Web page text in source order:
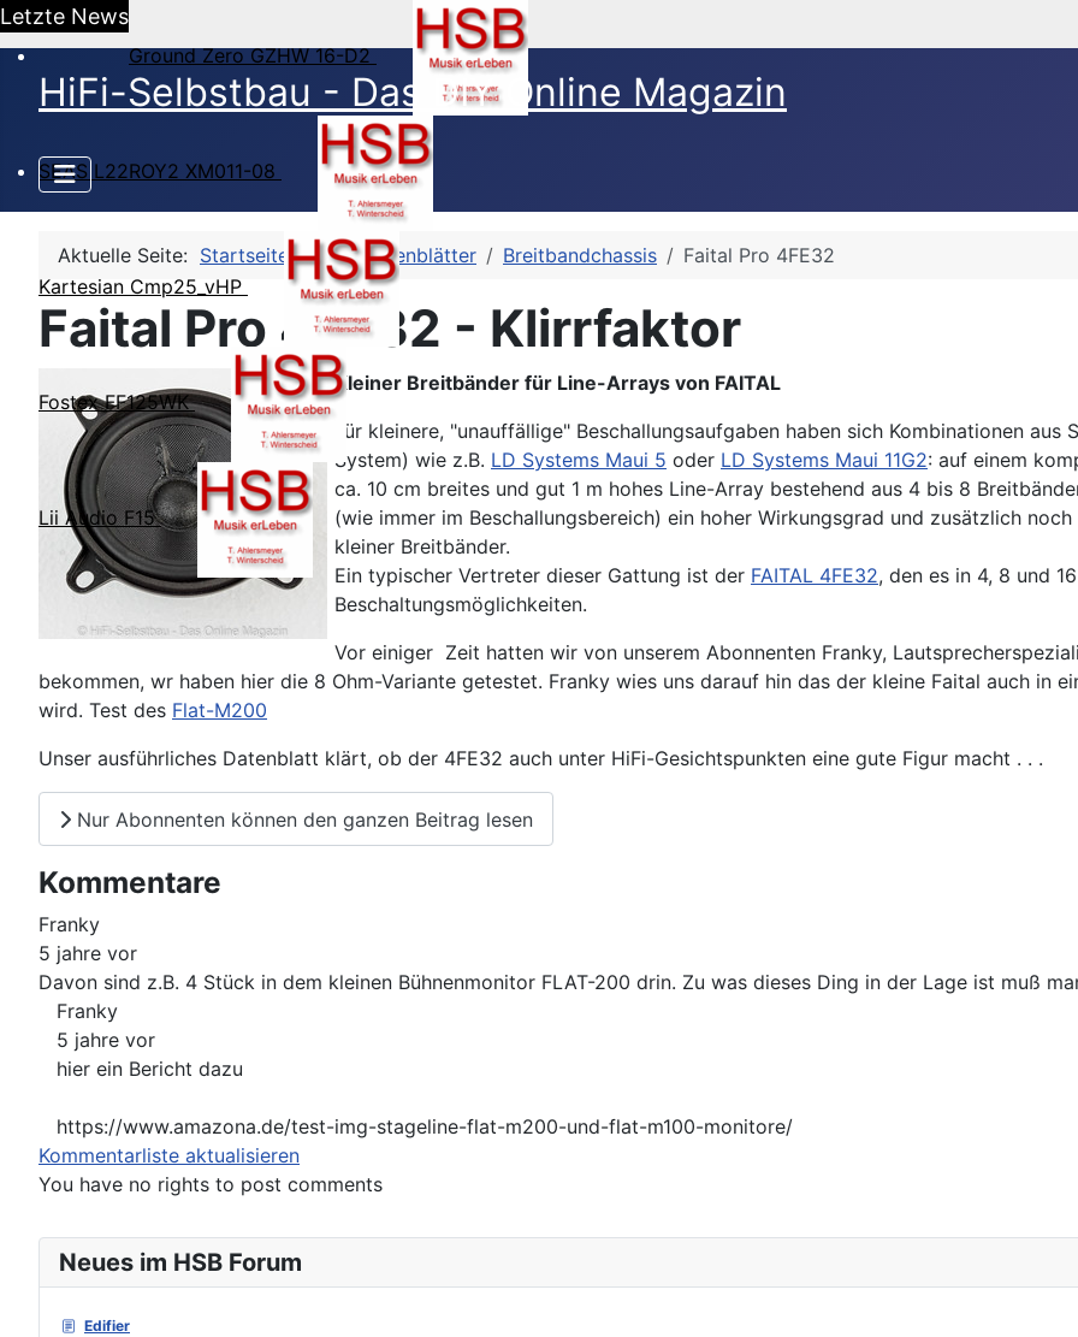
Letzte News
Ground Zero GZHW 16-D2
SEAS L22ROY2 XM011-08
Kartesian Cmp25_vHP
Fostex FF125WK
Lii Audio F15
HiFi-Selbstbau - Das DIY Online Magazin
Neues im HSB Forum
Edifier
Aktuelle Seite: Startseite HSB-Datenblätter Breitbandchassis Faital Pro 4FE32
Faital Pro 4FE32 - Klirrfaktor
Kleiner Breitbänder für Line-Arrays von FAITAL
Für kleinere, "unauffällige" Beschallungsaufgaben haben sich Kombinationen
System) wie z.B. LD Systems Maui 5 oder LD Systems Maui 11G2: auf einem
ca. 10 cm breites und gut 1 m hohes Line-Array bestehend aus 4 bis 8
(wie immer im Beschallungsbereich) ein hoher Wirkungsgrad und zusätzlich
kleiner Breitbänder.
Ein typischer Vertreter dieser Gattung ist der FAITAL 4FE32, den es in 4, 8 und
Beschaltungsmöglichkeiten.
Vor einiger Zeit hatten wir von unserem Abonnenten Franky,
bekommen, wr haben hier die 8 Ohm-Variante getestet. Franky wies uns darauf hin das der kleine Faital auch in
wird. Test des Flat-M200
Unser ausführliches Datenblatt klärt, ob der 4FE32 auch unter HiFi-Gesichtspunkten eine gute Figur macht . . .
Nur Abonnenten können den ganzen Beitrag lesen
Kommentare
Franky
5 jahre vor
Davon sind z.B. 4 Stück in dem kleinen Bühnenmonitor FLAT-200 drin. Zu was dieses Ding in der Lage ist muß
Franky
5 jahre vor
hier ein Bericht dazu
https://www.amazona.de/test-img-stageline-flat-m200-und-flat-m100-monitore/
Kommentarliste aktualisieren
You have no rights to post comments